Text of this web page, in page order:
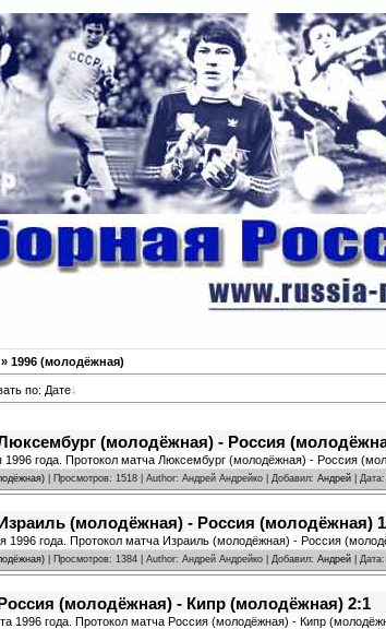
» 1996 (молодёжная)
по: Дате
(молодёжная) - Россия
1996 года. Протокол матча Люксембург (молодёжная) - Россия
| Просмотров: 1518 | Author: Андрей Андрейко | Добавил: Андрей | Дата:
(молодёжная) - Россия (молодёжная)
1996 года. Протокол матча Израиль (молодёжная) - Россия
| Просмотров: 1384 | Author: Андрей Андрейко | Добавил: Андрей | Дата:
(молодёжная) - Кипр (молодёжная) 2:1
1996 года. Протокол матча Россия (молодёжная) - Кипр